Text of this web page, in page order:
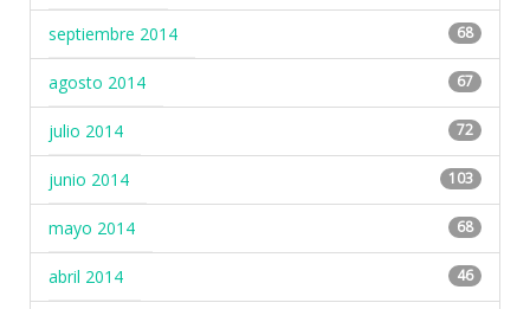
septiembre 2014 68
agosto 2014 67
julio 2014 72
junio 2014 103
mayo 2014 68
abril 2014 46